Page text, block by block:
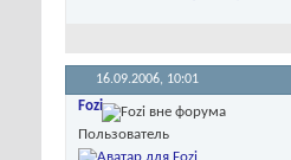
16.09.2006, 10:01
Fozi
Пользователь